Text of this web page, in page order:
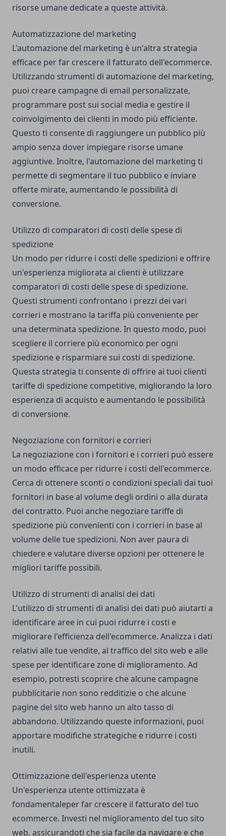
risorse umane dedicate a queste attività.
Automatizzazione del marketing
L'automazione del marketing è un'altra strategia
efficace per far crescere il fatturato dell'ecommerce.
Utilizzando strumenti di automazione del marketing,
puoi creare campagne di email personalizzate,
programmare post sui social media e gestire il
coinvolgimento dei clienti in modo più efficiente.
Questo ti consente di raggiungere un pubblico più
ampio senza dover impiegare risorse umane
aggiuntive. Inoltre, l'automazione del marketing ti
permette di segmentare il tuo pubblico e inviare
offerte mirate, aumentando le possibilità di
conversione.
Utilizzo di comparatori di costi delle spese di
spedizione
Un modo per ridurre i costi delle spedizioni e offrire
un'esperienza migliorata ai clienti è utilizzare
comparatori di costi delle spese di spedizione.
Questi strumenti confrontano i prezzi dei vari
corrieri e mostrano la tariffa più conveniente per
una determinata spedizione. In questo modo, puoi
scegliere il corriere più economico per ogni
spedizione e risparmiare sui costi di spedizione.
Questa strategia ti consente di offrire ai tuoi clienti
tariffe di spedizione competitive, migliorando la loro
esperienza di acquisto e aumentando le possibilità
di conversione.
Negoziazione con fornitori e corrieri
La negoziazione con i fornitori e i corrieri può essere
un modo efficace per ridurre i costi dell'ecommerce.
Cerca di ottenere sconti o condizioni speciali dai tuoi
fornitori in base al volume degli ordini o alla durata
del contratto. Puoi anche negoziare tariffe di
spedizione più convenienti con i corrieri in base al
volume delle tue spedizioni. Non aver paura di
chiedere e valutare diverse opzioni per ottenere le
migliori tariffe possibili.
Utilizzo di strumenti di analisi dei dati
L'utilizzo di strumenti di analisi dei dati può aiutarti a
identificare aree in cui puoi ridurre i costi e
migliorare l'efficienza dell'ecommerce. Analizza i dati
relativi alle tue vendite, al traffico del sito web e alle
spese per identificare zone di miglioramento. Ad
esempio, potresti scoprire che alcune campagne
pubblicitarie non sono redditizie o che alcune
pagine del sito web hanno un alto tasso di
abbandono. Utilizzando queste informazioni, puoi
apportare modifiche strategiche e ridurre i costi
inutili.
Ottimizzazione dell'esperienza utente
Un'esperienza utente ottimizzata è
fondamentaleper far crescere il fatturato del tuo
ecommerce. Investi nel miglioramento del tuo sito
web, assicurandoti che sia facile da navigare e che